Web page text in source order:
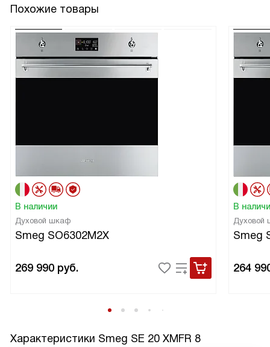
Похожие товары
В наличии
Духовой шкаф
Smeg SO6302M2X
269 990 руб.
В
Духовой
Smeg
264
Характеристики Smeg SE 20 XMFR 8